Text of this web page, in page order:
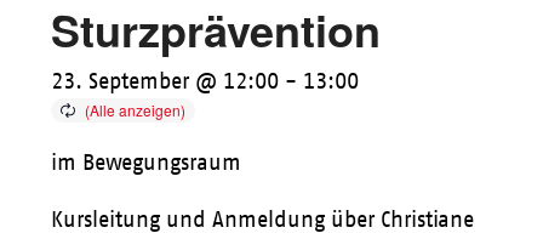
Sturzprävention
23. September @ 12:00 - 13:00
im Bewegungsraum
Kursleitung und Anmeldung über Christiane